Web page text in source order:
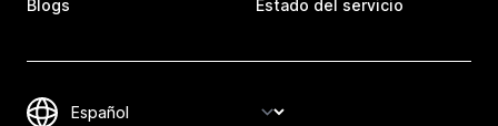
Blogs Estado del servicio